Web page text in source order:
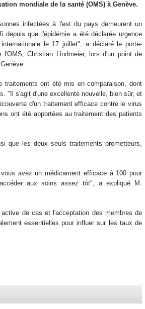
mondiale de la santé (OMS) à Genève.
infectées à l'est du pays demeurent un
depuis que l'épidémie a été déclarée urgence
internationale le 17 juillet", a déclaré le porte-
l'OMS, Christian Lindmeier, lors d'un point de
traitements ont été mis en comparaison, dont
"Il s'agit d'une excellente nouvelle, bien sûr, et
d'un traitement efficace contre le virus
ont été apportées au traitement des patients
que les deux seuls traitements prometteurs,
avez un médicament efficace à 100 pour
aux soins assez tôt", a expliqué M.
de cas et l'acceptation des membres de
essentielles pour influer sur les taux de